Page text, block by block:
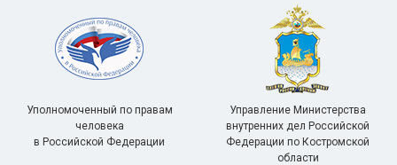
Уполномоченный по правам
человека
в Российской Федерации
Управление Министерства
внутренних дел Российской
Федерации по Костромской
области